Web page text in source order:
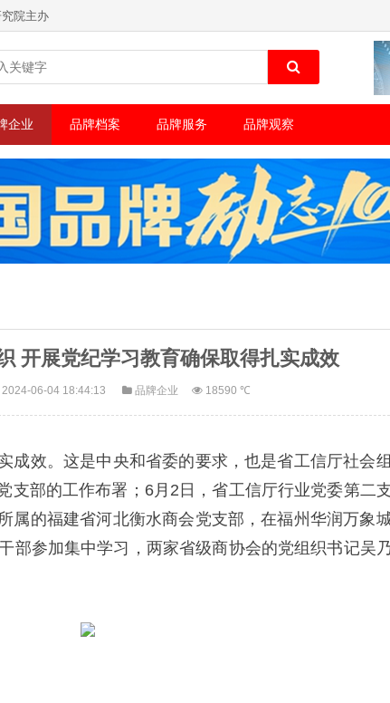
院主办
企业 品牌档案 品牌服务 品牌观察
开展党纪学习教育确保取得扎实成效
06-04 18:44:13 品牌企业 18590 ℃
成效。这是中央和省委的要求，也是省工信厅社会
支部的工作布署；6月2日，省工信厅行业党委第二
属的福建省河北衡水商会党支部，在福州华润万象
部参加集中学习，两家省级商协会的党组织书记吴